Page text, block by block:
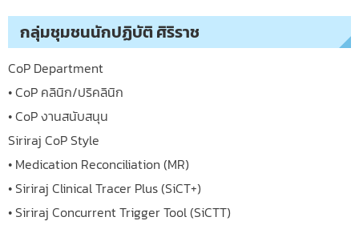
กลุ่มชุมชนนักปฏิบัติ ศิริราช
CoP Department
• CoP คลินิก/ปริคลินิก
• CoP งานสนับสนุน
Siriraj CoP Style
• Medication Reconciliation (MR)
• Siriraj Clinical Tracer Plus (SiCT+)
• Siriraj Concurrent Trigger Tool (SiCTT)